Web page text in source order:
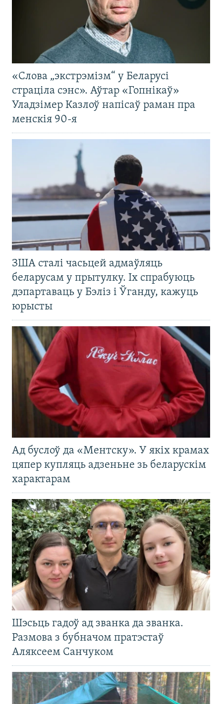
«Слова „экстрэмізм“ у Беларусі
страціла сэнс». Аўтар «Гопнікаў»
Уладзімер Казлоў напісаў раман пра
менскія 90-я
ЗША сталі часьцей адмаўляць
беларусам у прытулку. Іх спрабуюць
дэпартаваць у Бэліз і Ўганду, кажуць
юрысты
Ад буслоў да «Ментску». У якіх крамах
цяпер купляць адзеньне зь беларускім
характарам
Шэсьць гадоў ад званка да званка.
Размова з бубначом пратэстаў
Аляксеем Санчуком